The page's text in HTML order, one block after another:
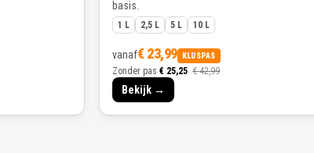
basis.
1 L 2,5 L 5 L 10 L
vanaf€ 23,99 KLUSPAS
Zonder pas € 25,25 € 42,99
Bekijk →